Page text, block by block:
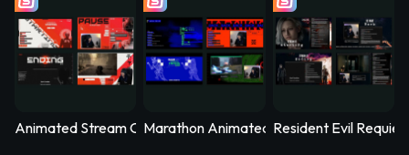
Animated Stream Overlay - SYS_CORE
Marathon Animated Stream Overlay -
Resident Evil